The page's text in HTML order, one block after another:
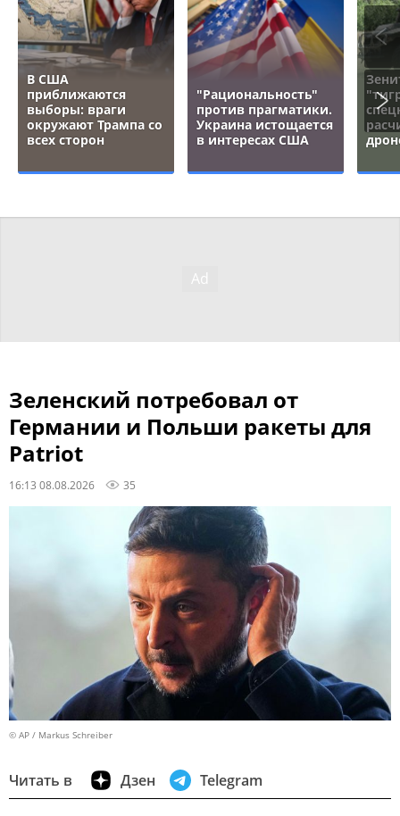
В США
приближаются
выборы: враги
окружают Трампа со
всех сторон
"Рациональность"
против прагматики.
Украина истощается
в интересах США
Зеленский потребовал от
Германии и Польши ракеты для
Patriot
16:13 08.08.2026 35
© AP / Markus Schreiber
Читать в Дзен Telegram